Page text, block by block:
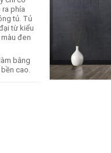
ra phía
tủ. Tủ
từ kiểu
đen
bằng
cao.